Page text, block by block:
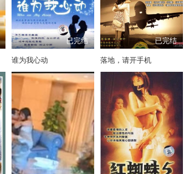
已完结
谁为我心动
已完结
落地，请开手机